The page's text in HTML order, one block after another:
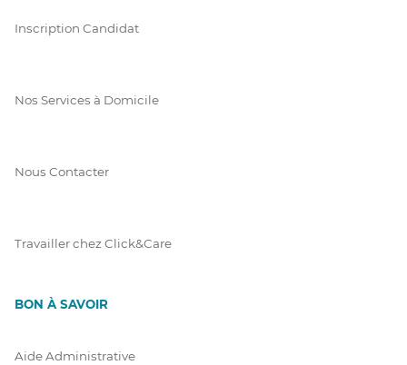
Inscription Candidat
Nos Services à Domicile
Nous Contacter
Travailler chez Click&Care
BON À SAVOIR
Aide Administrative